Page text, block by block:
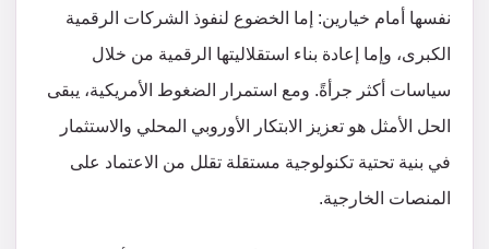
نفسها أمام خيارين: إما الخضوع لنفوذ الشركات الرقمية
الكبرى، وإما إعادة بناء استقلاليتها الرقمية من خلال
سياسات أكثر جرأةً. ومع استمرار الضغوط الأمريكية، يبقى
الحل الأمثل هو تعزيز الابتكار الأوروبي المحلي والاستثمار
في بنية تحتية تكنولوجية مستقلة تقلل من الاعتماد على
المنصات الخارجية.